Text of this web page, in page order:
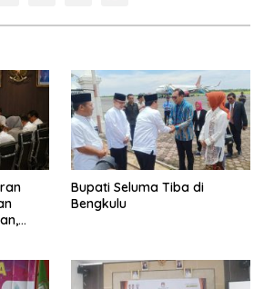
Bupati Seluma Tiba di
Bengkulu